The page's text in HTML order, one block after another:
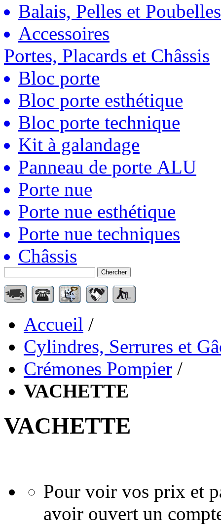
Balais, Pelles et Poubelles
Accessoires
Portes, Placards et Châssis
Bloc porte
Bloc porte esthétique
Bloc porte technique
Kit à galandage
Panneau de porte ALU
Porte nue
Porte nue esthétique
Porte nue techniques
Châssis
Chercher
Accueil /
Cylindres, Serrures et
Crémones Pompier /
VACHETTE
VACHETTE
Pour voir vos prix et
avoir ouvert un